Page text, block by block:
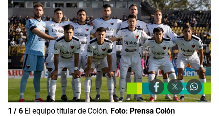
1 / 6 El equipo titular de Colón. Foto: Prensa Colón